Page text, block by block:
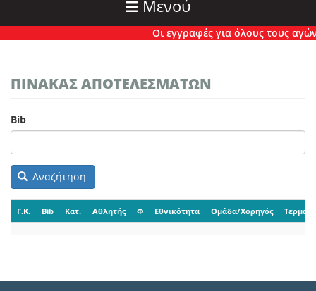
Μενού
Οι εγγραφές για όλους τους
ΠΙΝΑΚΑΣ ΑΠΟΤΕΛΕΣΜΑΤΩΝ
Bib
Αναζήτηση
Γ.Κ. Bib Κατ. Αθλητής Φ Εθνικότητα Ομάδα/Χορηγός